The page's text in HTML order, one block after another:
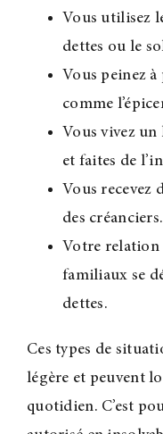
Vous utilisez
dettes ou le
Vous peinez à
comme
Vous vivez
et faites de
Vous recevez
des créanciers.
Votre relation
familiaux se
dettes.
Ces types de
légère et peuvent
quotidien. C’est